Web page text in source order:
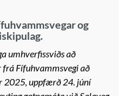
og
umhverfissviðs að
Fífuhvammsvegi að
2025, uppfærð 24. júní